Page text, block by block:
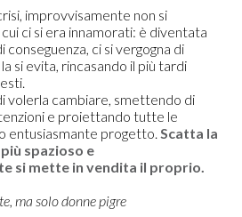
improvvisamente non si
ci si era innamorati: è diventata
ci si vergogna di
si evita, rincasando il più tardi
volerla cambiare, smettendo di
e proiettando tutte le
entusiasmante progetto. Scatta la
spazioso e
si mette in vendita il proprio.
ma solo donne pigre